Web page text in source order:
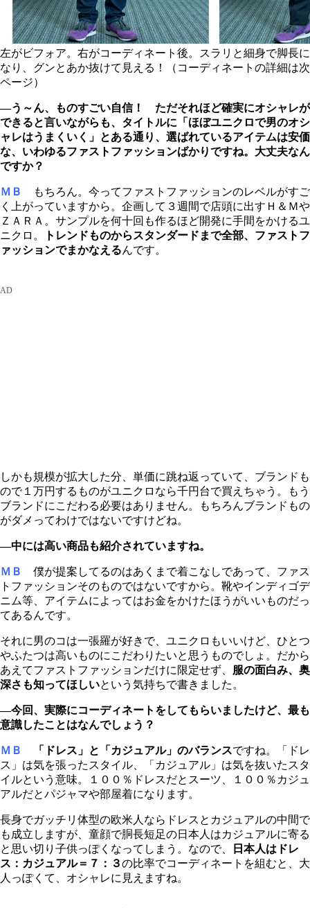
左がビフォア。右がコーディネート後。スラリと細身で脚長に
なり、グンとあか抜けて見える！（コーディネートの詳細は次
ページ）
―う～ん、ものすごい自信！ ただそれほど確実にオシャレが
できると言いながらも、タイトルに「ほぼユニクロで男のオシ
ャレはうまくいく」とある通り、選ばれているアイテムは安価
な、いわゆるファストファッションばかりですね。大丈夫なん
ですか？
ＭＢ
もちろん。今ってファストファッションのレベルがすご
く上がっていますから。企画して３週間で店頭に出すＨ＆Ｍや
ＺＡＲＡ。サンプルを何十回も作るほど開発に手間をかけるユ
ニクロ。
トレンドものからスタンダードまで全部、ファストフ
ァッションでまかなえるんです。
しかも規模が拡大した分、単価に跳ね返っていて、ブランドも
ので１万円するものがユニクロなら千円台で買えちゃう。もう
ブランドにこだわる必要はありません。もちろんブランドもの
がダメってわけではないですけどね。
―中には高い商品も紹介されていますね。
ＭＢ
僕が提案してるのはあくまで着こなしであって、ファス
トファッションそのものではないですから。靴やインディゴデ
ニム等、アイテムによってはお金をかけたほうがいいものだっ
てあるんです。
それに男のコは一張羅が好きで、ユニクロもいいけど、ひとつ
やふたつは高いものにこだわりたいと思うものでしょ。だから
あえてファストファッションだけに限定せず、 服の面白み、奥
深さも知ってほしいという気持ちで書きました。
―今回、実際にコーディネートをしてもらいましたけど、最も
意識したことはなんでしょう？
ＭＢ 「ドレス」と「カジュアル」のバランスですね。「ドレ
ス」は気を張ったスタイル、「カジュアル」は気を抜いたスタ
イルという意味。１００％ドレスだとスーツ、１００％カジュ
アルだとパジャマや部屋着になります。
長身でガッチリ体型の欧米人ならドレスとカジュアルの中間で
も成立しますが、童顔で胴長短足の日本人はカジュアルに寄る
と思い切り子供っぽくなってしまう。なので、
日本人はドレ
ス：カジュアル＝７：３の比率でコーディネートを組むと、大
人っぽくて、オシャレに見えますね。